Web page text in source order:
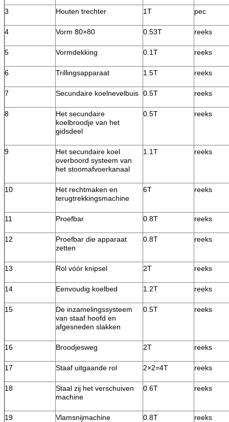
3 Houten trechter 1T pec
4 Vorm 80×80 0.53T reeks
5 Vormdekking 0.1T reeks
6 Trillingsapparaat 1.5T reeks
7 Secundaire koelnevelbuis 0.5T reeks
8
Het secundaire
koelbroodje van het
gidsdeel
0.5T reeks
9
Het secundaire koel
overboord systeem van
het stoomafvoerkanaal
1.1T reeks
10
Het rechtmaken en
terugtrekkingsmachine
6T reeks
11 Proefbar 0.8T reeks
12
Proefbar die apparaat
zetten
0.8T reeks
13 Rol vóór knipsel 2T reeks
14 Eenvoudig koelbed 1.2T reeks
15
De inzamelingssysteem
van staaf hoofd en
afgesneden slakken
0.5T reeks
16 Broodjesweg 2T reeks
17 Staaf uitgaande rol 2×2=4T reeks
18
Staal zij het verschuiven
machine
0.6T reeks
19 Vlamsnijmachine 0.8T reeks